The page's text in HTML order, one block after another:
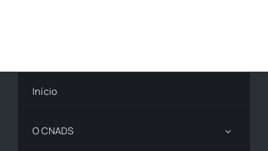
Início
O CNADS